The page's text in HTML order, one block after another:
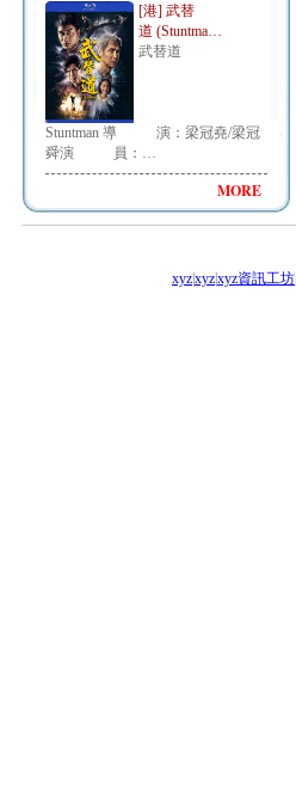
[港] 武替
道 (Stuntma…
武替道
Stuntman 導 演：梁冠堯/梁冠
舜演 員：…
MORE
xyzxyzxyz資訊工坊